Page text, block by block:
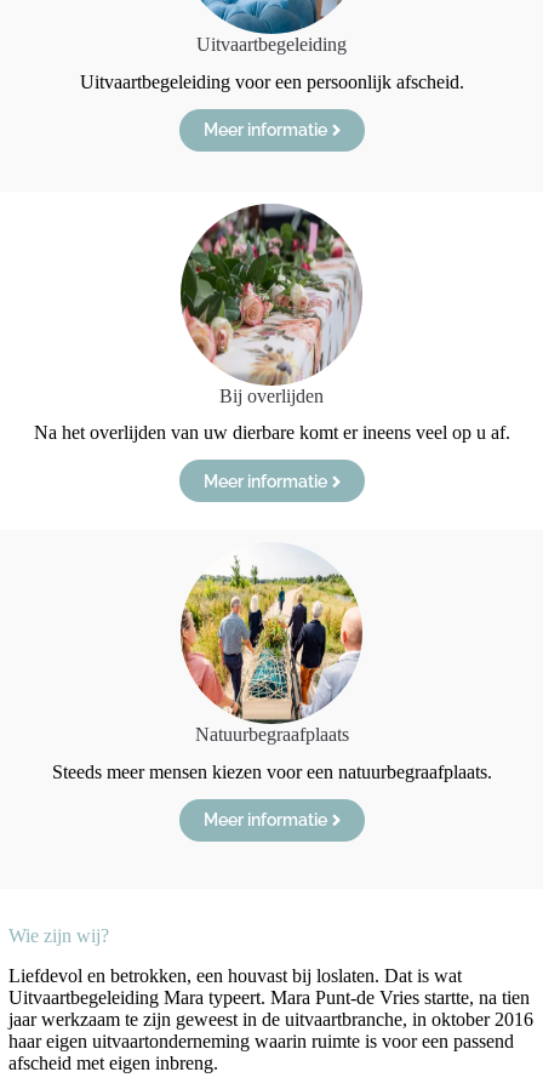
Uitvaartbegeleiding
Uitvaartbegeleiding voor een persoonlijk afscheid.
Meer informatie
Bij overlijden
Na het overlijden van uw dierbare komt er ineens veel op u af.
Meer informatie
Natuurbegraafplaats
Steeds meer mensen kiezen voor een natuurbegraafplaats.
Meer informatie
Wie zijn wij?
Liefdevol en betrokken, een houvast bij loslaten. Dat is wat
Uitvaartbegeleiding Mara typeert. Mara Punt-de Vries startte, na tien
jaar werkzaam te zijn geweest in de uitvaartbranche, in oktober 2016
haar eigen uitvaartonderneming waarin ruimte is voor een passend
afscheid met eigen inbreng.